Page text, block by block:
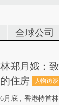
全球公司
林郑月娥：
的住房
人物访谈
6月底，香港特首